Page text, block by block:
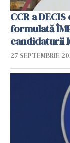
CCR a
formulată
candidaturii
27 SEPTEMBRIE